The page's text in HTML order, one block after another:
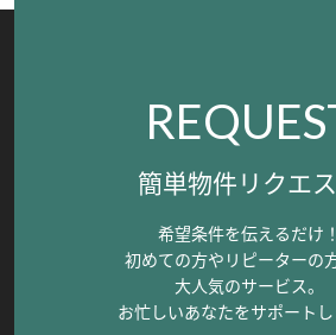
簡単物件リクエ
希望条件を伝えるだけ！
初めての方やリピーターの
大人気のサービス。
お忙しいあなたをサポートし